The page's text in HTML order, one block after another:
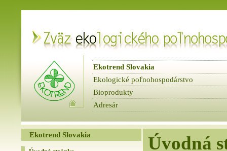
Ekotrend Slovakia
Ekologické poľnohospodárstvo
Bioprodukty
Adresár
Spravodaje
Ekotrend Slovakia Úvodná